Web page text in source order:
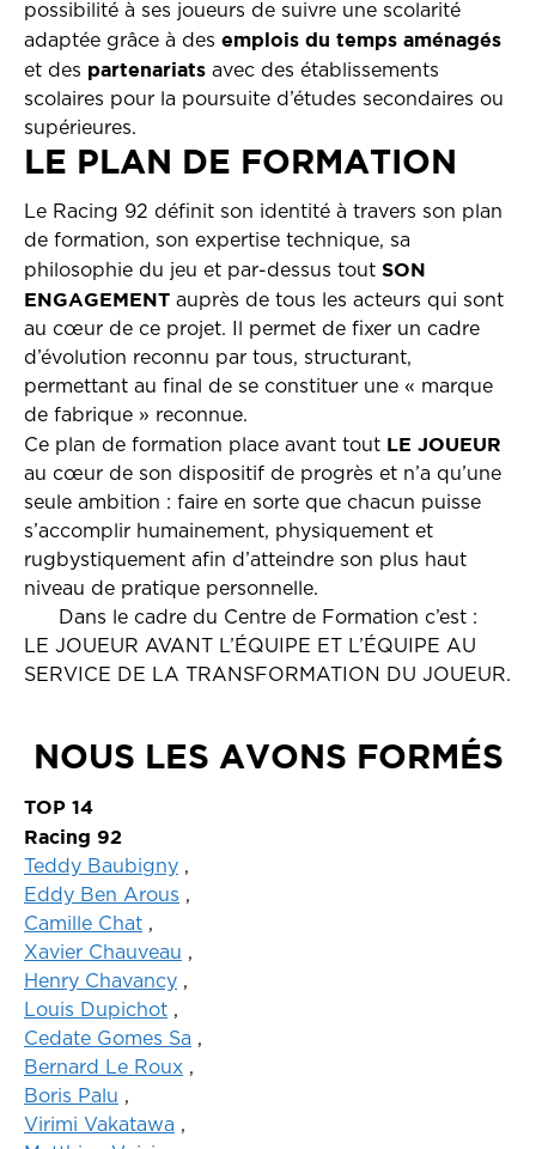
possibilité à ses joueurs de suivre une scolarité
adaptée grâce à des emplois du temps aménagés
et des partenariats avec des établissements
scolaires pour la poursuite d’études secondaires ou
supérieures.
LE PLAN DE FORMATION
Le Racing 92 définit son identité à travers son plan
de formation, son expertise technique, sa
philosophie du jeu et par-dessus tout SON
ENGAGEMENT auprès de tous les acteurs qui sont
au cœur de ce projet. Il permet de fixer un cadre
d’évolution reconnu par tous, structurant,
permettant au final de se constituer une « marque
de fabrique » reconnue.
Ce plan de formation place avant tout LE JOUEUR
au cœur de son dispositif de progrès et n’a qu’une
seule ambition : faire en sorte que chacun puisse
s’accomplir humainement, physiquement et
rugbystiquement afin d’atteindre son plus haut
niveau de pratique personnelle.
Dans le cadre du Centre de Formation c’est :
LE JOUEUR AVANT L’ÉQUIPE ET L’ÉQUIPE AU
SERVICE DE LA TRANSFORMATION DU JOUEUR.
NOUS LES AVONS FORMÉS
TOP 14
Racing 92
Teddy Baubigny ,
Eddy Ben Arous ,
Camille Chat ,
Xavier Chauveau ,
Henry Chavancy ,
Louis Dupichot ,
Cedate Gomes Sa ,
Bernard Le Roux ,
Boris Palu ,
Virimi Vakatawa ,